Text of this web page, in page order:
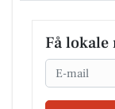
Få lokale
Email